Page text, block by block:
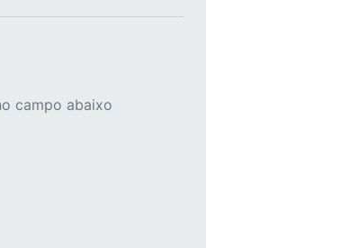
campo abaixo